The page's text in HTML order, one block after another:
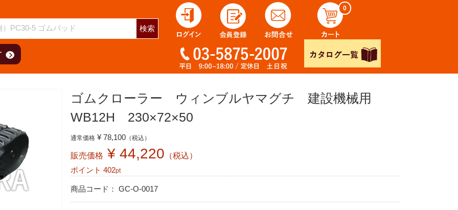
検索
0
ゴムクローラー ウィンブルヤマグチ 建設機械用
WB12H 230×72×50
通常価格 ¥ 78,100（税込）
販売価格 ¥ 44,220 （税込）
ポイント 402pt
商品コード： GC-O-0017